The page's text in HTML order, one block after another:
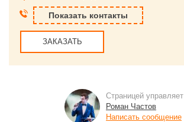
Показать контакты
ЗАКАЗАТЬ
Страницей управляет
Роман Частов
Написать сообщение